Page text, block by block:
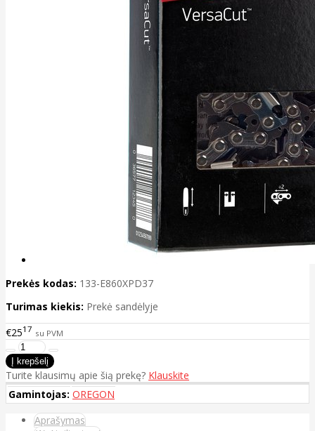
Prekės kodas: 133-E860XPD37
Turimas kiekis: Prekė sandėlyje
€2517 su PVM
Turite klausimų apie šią prekę? Klauskite
Gamintojas: OREGON
Aprašymas